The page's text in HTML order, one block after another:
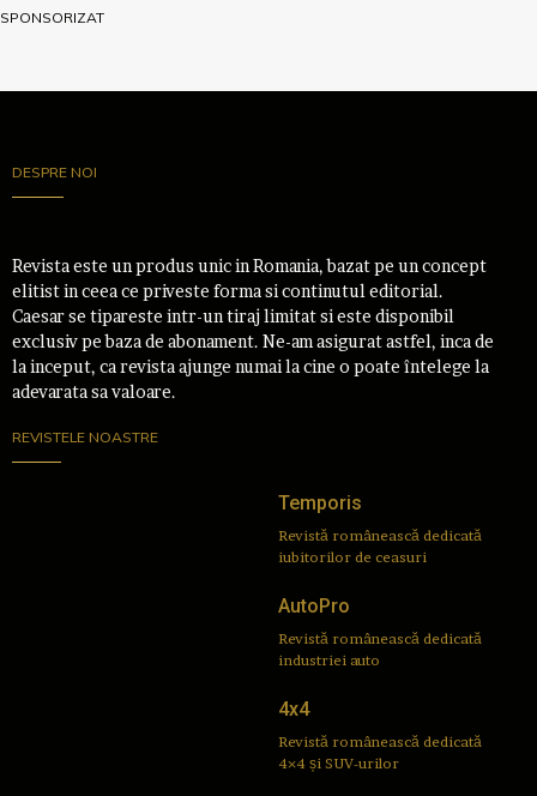
SPONSORIZAT
DESPRE NOI
Revista este un produs unic in Romania, bazat pe un concept
elitist in ceea ce priveste forma si continutul editorial.
Caesar se tipareste intr-un tiraj limitat si este disponibil
exclusiv pe baza de abonament. Ne-am asigurat astfel, inca de
la inceput, ca revista ajunge numai la cine o poate întelege la
adevarata sa valoare.
REVISTELE NOASTRE
Temporis
Revistă românească dedicată
iubitorilor de ceasuri
AutoPro
Revistă românească dedicată
industriei auto
4x4
Revistă românească dedicată
4×4 și SUV-urilor